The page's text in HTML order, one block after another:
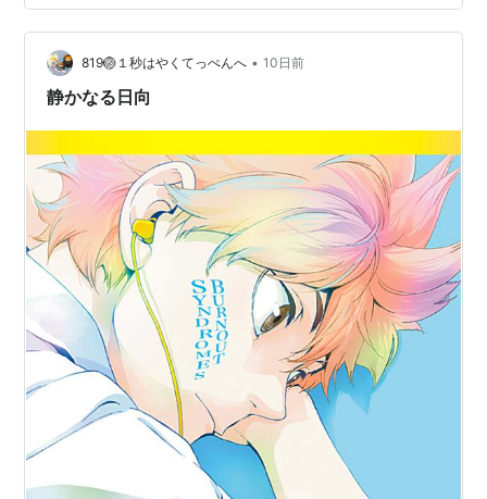
ストーリー
ふとしたきっかけでバレーボールに魅せられた少
中学3年になった日向は、部員がいない逆風にも負
けず、やっとの思いでメンバーを集め、最初で最
後の公式戦に出場する。
日向のチームは「コートの上の王様と異名をとる
天才プレーヤー、影山飛雄に惨敗。
リベンジを誓いと烏野高校バレー部の門を叩いた
日向だが、何とそこにはにっくきライバル、影山
の姿が...！？
アニメ「ハイキュー!! 烏野高校 VS 白鳥沢学園
高校」| STORY ストーリー
も！やはりミドル二人だね。 雲南と ©古舘春一/集英社
猯(こんな漢字知らない) ©古舘春一/集英社 お互いに文句
言いながらいつも一緒にいるんだろうな。この二人の日
常がすごく見たい！ つか１９０センチのミドル２人いる
819🏐１秒はやくてっぺんへ • 10日前
静かなる日向